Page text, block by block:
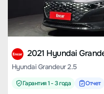
2021 Hyundai
Hyundai Grandeur 2.5
Гарантия 1 - 3 года Отчет